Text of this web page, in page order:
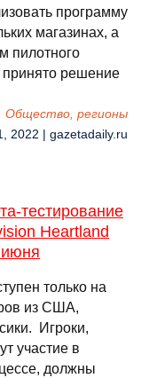
программу
магазинах, а
пилотного
принято решение
Общество, регионы
2022 | gazetadaily.ru
тестирование
Heartland
июня
только на
из США,
Игроки,
участие в
должны